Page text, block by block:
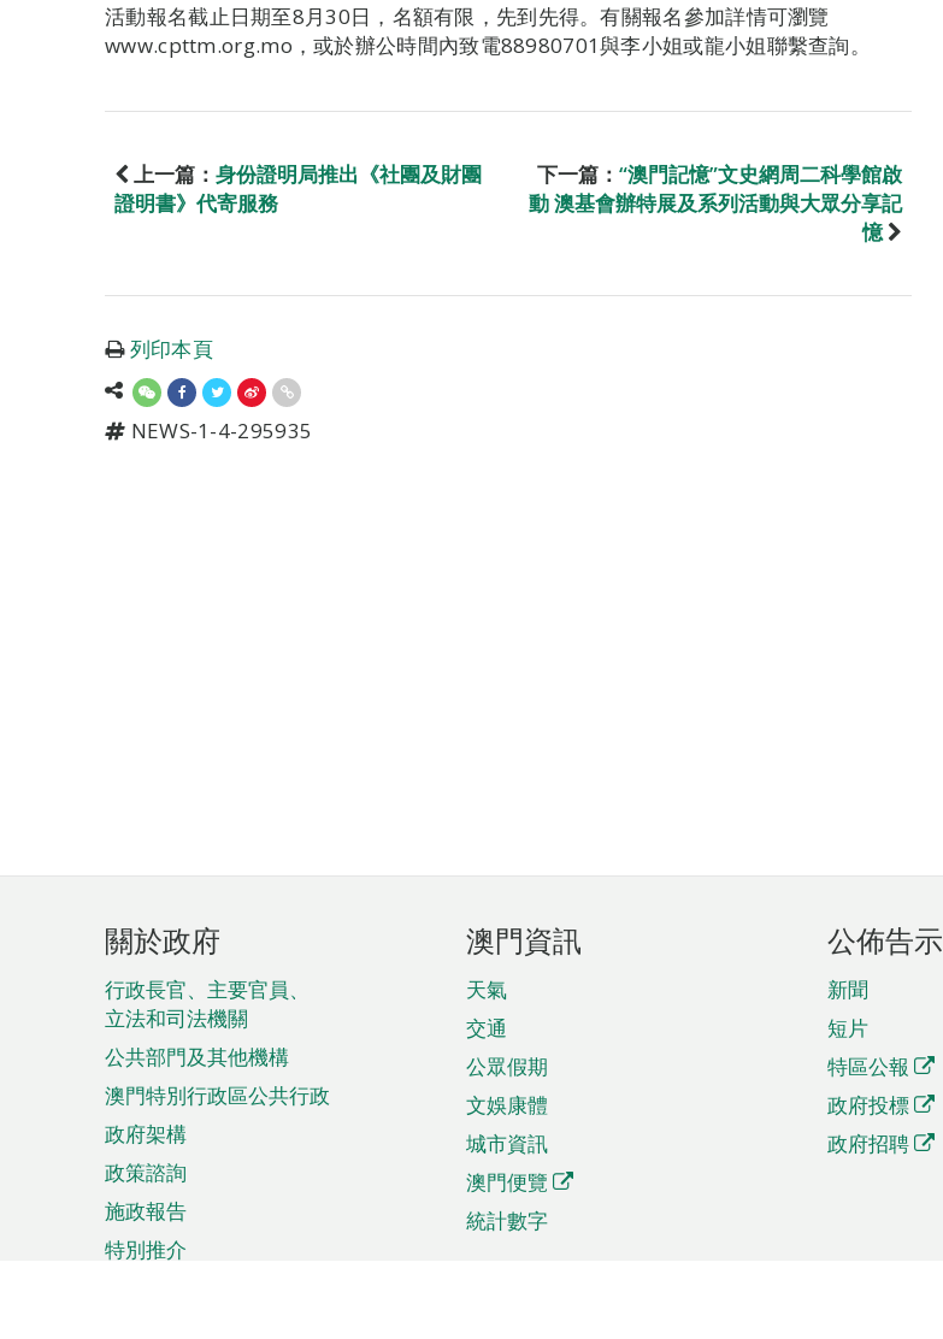
活動報名截止日期至8月30日，名額有限，先到先得。有關報名參加詳情可瀏覽
www.cpttm.org.mo，或於辦公時間內致電88980701與李小姐或龍小姐聯繫查詢。
上一篇： 身份證明局推出《社團及財團
證明書》代寄服務
下一篇： “澳門記憶”文史網周二科學館啟
動 澳基會辦特展及系列活動與大眾分享記
憶
列印本頁
NEWS-1-4-295935
頁
腳
菜
單
關於政府
行政長官、主要官員、
立法和司法機關
公共部門及其他機構
澳門特別行政區公共行政
政府架構
政策諮詢
施政報告
特別推介
澳門資訊
天氣
交通
公眾假期
文娛康體
城市資訊
澳門便覽
統計數字
公佈告示
新聞
短片
特區公報
政府投標
政府招聘